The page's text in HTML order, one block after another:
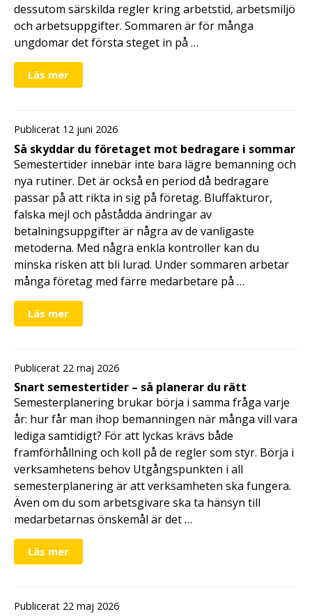
dessutom särskilda regler kring arbetstid, arbetsmiljö
och arbetsuppgifter. Sommaren är för många
ungdomar det första steget in på …
Läs mer
Publicerat 12 juni 2026
Så skyddar du företaget mot bedragare i sommar
Semestertider innebär inte bara lägre bemanning och
nya rutiner. Det är också en period då bedragare
passar på att rikta in sig på företag. Bluffakturor,
falska mejl och påstådda ändringar av
betalningsuppgifter är några av de vanligaste
metoderna. Med några enkla kontroller kan du
minska risken att bli lurad. Under sommaren arbetar
många företag med färre medarbetare på …
Läs mer
Publicerat 22 maj 2026
Snart semestertider – så planerar du rätt
Semesterplanering brukar börja i samma fråga varje
år: hur får man ihop bemanningen när många vill vara
lediga samtidigt? För att lyckas krävs både
framförhållning och koll på de regler som styr. Börja i
verksamhetens behov Utgångspunkten i all
semesterplanering är att verksamheten ska fungera.
Även om du som arbetsgivare ska ta hänsyn till
medarbetarnas önskemål är det …
Läs mer
Publicerat 22 maj 2026